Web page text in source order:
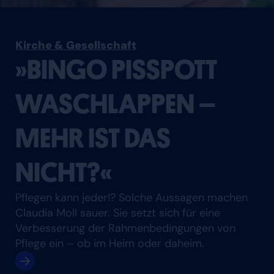
Kirche & Gesellschaft
»BINGO PISSPOTT
WASCHLAPPEN –
MEHR IST DAS
NICHT?«
Pflegen kann jeder!? Solche Aussagen machen
Claudia Moll sauer. Sie setzt sich für eine
Verbesserung der Rahmenbedingungen von
Pflege ein – ob im Heim oder daheim.